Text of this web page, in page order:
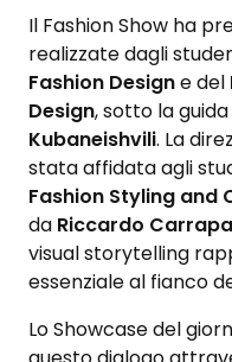
Il Fashion Show ha
realizzate dagli
Fashion Designe del
Design, sotto la guida
Kubaneishvili. La
stata affidata agli
Fashion Styling and
da Riccardo Carrapa
visual storytelling
essenziale al fianco
Lo Showcase del